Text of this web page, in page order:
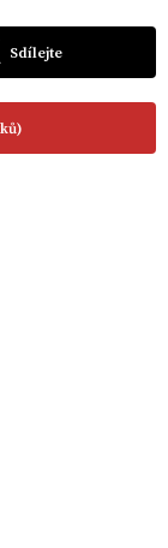
Sdílejte